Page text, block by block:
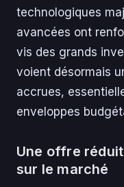
technologiques
avancées ont
vis des grands
voient désormais
accrues,
enveloppes
Une offre
sur le marché